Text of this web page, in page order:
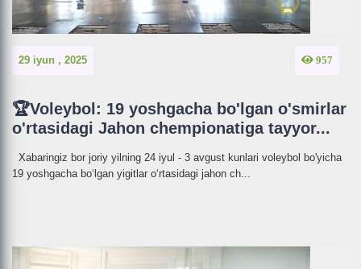
29 iyun , 2025 957
🏆Voleybol: 19 yoshgacha bo'lgan o'smirlar
o'rtasidagi Jahon chempionatiga tayyor...
Xabaringiz bor joriy yilning 24 iyul - 3 avgust kunlari voleybol bo'yicha
19 yoshgacha bo‘lgan yigitlar o‘rtasidagi jahon ch...